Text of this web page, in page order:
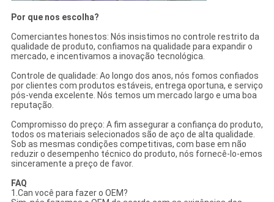
Por que nos escolha?
Comerciantes honestos: Nós insistimos no controle restrito da
qualidade de produto, confiamos na qualidade para expandir o
mercado, e incentivamos a inovação tecnológica.
Controle de qualidade: Ao longo dos anos, nós fomos confiados
por clientes com produtos estáveis, entrega oportuna, e serviço
pós-venda excelente. Nós temos um mercado largo e uma boa
reputação.
Compromisso do preço: A fim assegurar a confiança do produto,
todos os materiais selecionados são de aço de alta qualidade.
Sob as mesmas condições competitivas, com base em não
reduzir o desempenho técnico do produto, nós fornecê-lo-emos
sinceramente a preço de favor.
FAQ
1.Can você para fazer o OEM?